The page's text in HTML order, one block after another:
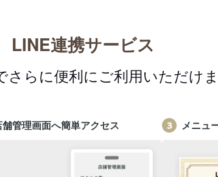
LINE連携サービス
さらに便利にご利用いただけ
舗管理画面へ簡単アクセス メニュ